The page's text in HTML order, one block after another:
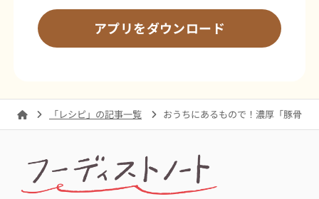
アプリをダウンロード
「レシピ」の記事一覧 おうちにあるもので！濃厚「豚骨風